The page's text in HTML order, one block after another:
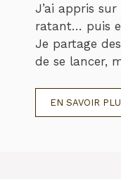
J’ai appris
ratant… puis
Je partage
de se lancer,
EN SAVOIR